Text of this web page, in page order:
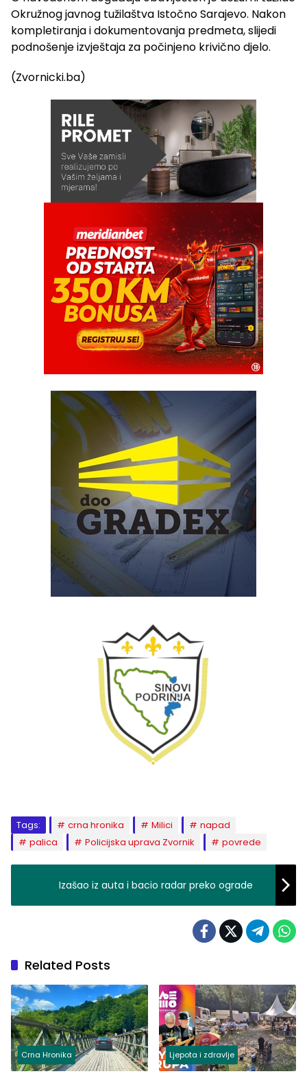
Okružnog javnog tužilaštva Istočno Sarajevo. Nakon
kompletiranja i dokumentovanja predmeta, slijedi
podnošenje izvještaja za počinjeno krivično djelo.
(Zvornicki.ba)
Tags: crna hronika Milici
napad
palica
Policijska uprava Zvornik povrede
Izašao iz auta i bacio radar preko ograde
Related Posts
Crna Hronika Ljepota i zdravlje